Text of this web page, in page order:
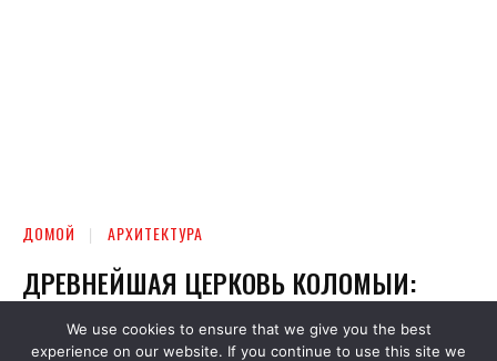
We use cookies to ensure that we give you the best
experience on our website. If you continue to use this site we